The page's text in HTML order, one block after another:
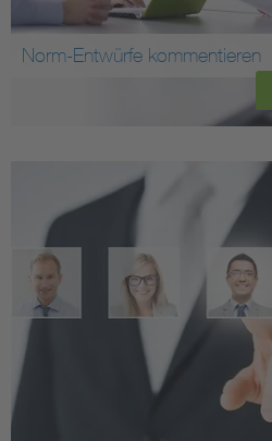
Norm-Entwürfe kommentieren